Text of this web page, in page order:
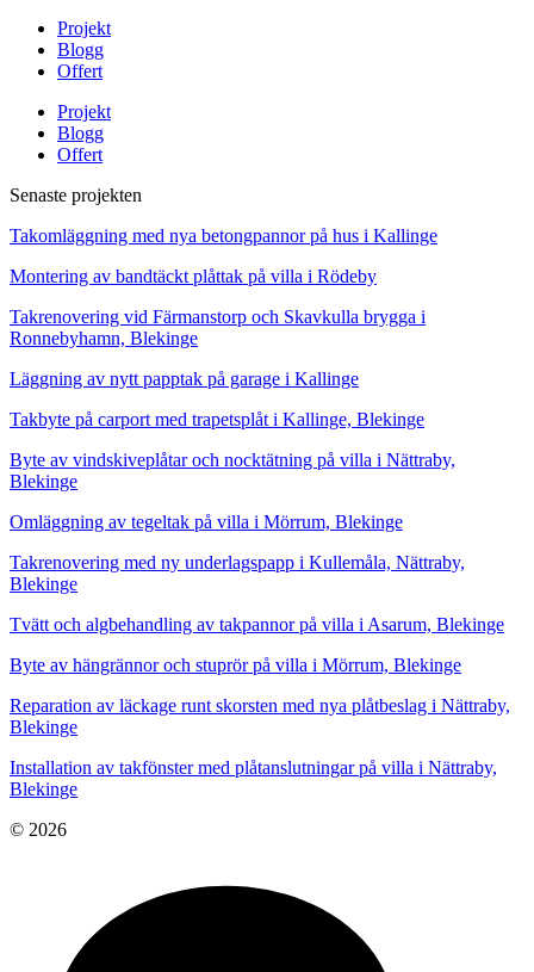
Projekt
Blogg
Offert
Projekt
Blogg
Offert
Senaste projekten
Takomläggning med nya betongpannor på hus i Kallinge
Montering av bandtäckt plåttak på villa i Rödeby
Takrenovering vid Färmanstorp och Skavkulla brygga i
Ronnebyhamn, Blekinge
Läggning av nytt papptak på garage i Kallinge
Takbyte på carport med trapetsplåt i Kallinge, Blekinge
Byte av vindskiveplåtar och nocktätning på villa i Nättraby,
Blekinge
Omläggning av tegeltak på villa i Mörrum, Blekinge
Takrenovering med ny underlagspapp i Kullemåla, Nättraby,
Blekinge
Tvätt och algbehandling av takpannor på villa i Asarum, Blekinge
Byte av hängrännor och stuprör på villa i Mörrum, Blekinge
Reparation av läckage runt skorsten med nya plåtbeslag i Nättraby,
Blekinge
Installation av takfönster med plåtanslutningar på villa i Nättraby,
Blekinge
© 2026